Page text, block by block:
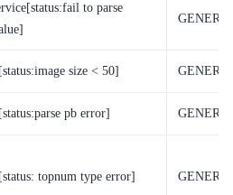
to parse
size < 50]
pb error]
topnum type error]